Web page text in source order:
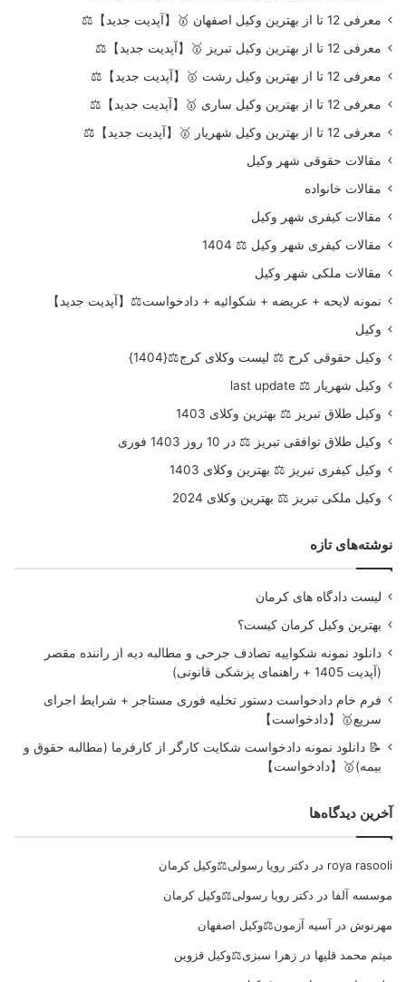
معرفی 12 تا از بهترین وکیل اصفهان 🥇【آپدیت جدید】⚖️
معرفی 12 تا از بهترین وکیل تبریز 🥇【آپدیت جدید】⚖️
معرفی 12 تا از بهترین وکیل رشت 🥇【آپدیت جدید】⚖️
معرفی 12 تا از بهترین وکیل ساری 🥇【آپدیت جدید】⚖️
معرفی 12 تا از بهترین وکیل شهریار 🥇【آپدیت جدید】⚖️
مقالات حقوقی شهر وکیل
مقالات خانواده
مقالات کیفری شهر وکیل
مقالات کیفری شهر وکیل ⚖️ 1404
مقالات ملکی شهر وکیل
نمونه لایحه + عریضه + شکوائیه + دادخواست⚖️【آپدیت جدید】
وکیل
وکیل حقوقی کرج ⚖️ لیست وکلای کرج⚖️{1404}
وکیل شهریار ⚖️ last update
وکیل طلاق تبریز ⚖️ بهترین وکلای 1403
وکیل طلاق توافقی تبریز ⚖️ در 10 روز 1403 فوری
وکیل کیفری تبریز ⚖️ بهترین وکلای 1403
وکیل ملکی تبریز ⚖️ بهترین وکلای 2024
نوشته‌های تازه
لیست دادگاه های کرمان
بهترین وکیل کرمان کیست؟
دانلود نمونه شکواییه تصادف جرحی و مطالبه دیه از راننده مقصر
(آپدیت 1405 + راهنمای پزشکی قانونی)
فرم خام دادخواست دستور تخلیه فوری مستاجر + شرایط اجرای
سریع🥇【دادخواست】
📝 دانلود نمونه دادخواست شکایت کارگر از کارفرما (مطالبه حقوق و
بیمه)🥇【دادخواست】
آخرین دیدگاه‌ها
roya rasooli در دکتر رویا رسولی⚖️وکیل کرمان
موسسه آلفا در دکتر رویا رسولی⚖️وکیل کرمان
مهرنوش در آسیه آزمون⚖️وکیل اصفهان
میثم محمد قلیها در زهرا سبزی⚖️وکیل قزوین